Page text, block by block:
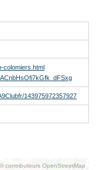
colomiers.html
143975972357927
© contributeurs OpenStreetMap